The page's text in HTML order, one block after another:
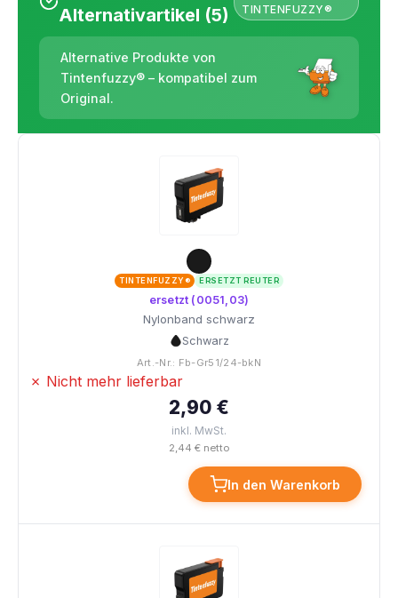
Alternativartikel (5)
TINTENFUZZY®
Alternative Produkte von
Tintenfuzzy® – kompatibel zum
Original.
TINTENFUZZY® ERSETZT REUTER
ersetzt (0051,03)
Nylonband schwarz
Schwarz
Art.-Nr.: Fb-Gr51/24-bkN
✗ Nicht mehr lieferbar
2,90 €
inkl. MwSt.
2,44 € netto
In den Warenkorb